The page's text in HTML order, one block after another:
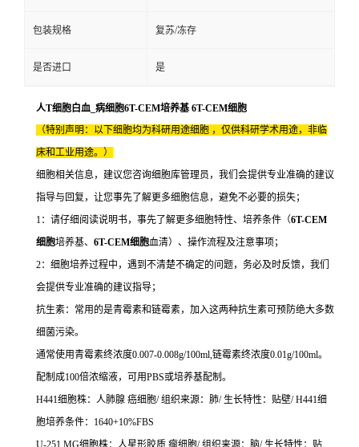
包装规格 复苏/冻存
是否进口 是
人T细胞白血_病细胞6T-CEM培养基 6T-CEM细胞
（特别声明：以下细胞均为科研用途细胞 ，仅供科研学术用途，非临
床和工业用途。）
细胞相关信息，建议您咨询细胞库管理员，我们会提供专业准确的建议
指导与回复，让您事先了解更多细胞信息，避免不必要的损失；
1：请仔细阅读说明书，事先了解更多细胞特性、培养条件（6T-CEM
细胞培养基、 6T-CEM细胞血清）、操作流程及注意事项；
2：细胞培养过程中，遇到不清楚不确定的问题，务必及时反馈，我们
会提供专业准确的建议指导；
抗生素：常用的是青霉素和链霉素，加入这两种抗生素可预防绝大多数
细菌污染。
通常使用青霉素终浓度0.007-0.008g/100ml,链霉素终浓度0.01g/100ml。
配制成100倍浓缩液，可用PBS或培养基配制。
H441细胞株：人肺腺 癌细胞/ 组织来源：肺/ 生长特性：贴壁/ H441细
胞培养条件：1640+10%FBS
U-251 MG细胞株：人星形胶质 瘤细胞/ 组织来源：脑/ 生长特性：贴